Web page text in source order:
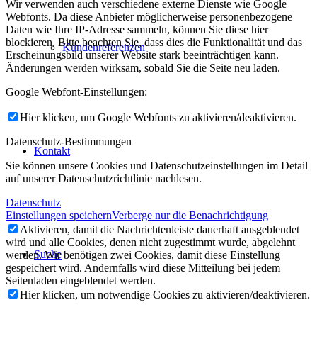
Kundenreferenzen
Kontakt
Suche
Wir verwenden auch verschiedene externe Dienste wie Google
Webfonts. Da diese Anbieter möglicherweise personenbezogene
Daten wie Ihre IP-Adresse sammeln, können Sie diese hier
blockieren. Bitte beachten Sie, dass dies die Funktionalität und das
Erscheinungsbild unserer Website stark beeinträchtigen kann.
Änderungen werden wirksam, sobald Sie die Seite neu laden.
Google Webfont-Einstellungen:
Hier klicken, um Google Webfonts zu aktivieren/deaktivieren.
Datenschutz-Bestimmungen
Sie können unsere Cookies und Datenschutzeinstellungen im Detail
auf unserer Datenschutzrichtlinie nachlesen.
Datenschutz
Einstellungen speichernVerberge nur die Benachrichtigung
Aktivieren, damit die Nachrichtenleiste dauerhaft ausgeblendet
wird und alle Cookies, denen nicht zugestimmt wurde, abgelehnt
werden. Wir benötigen zwei Cookies, damit diese Einstellung
gespeichert wird. Andernfalls wird diese Mitteilung bei jedem
Seitenladen eingeblendet werden.
Hier klicken, um notwendige Cookies zu aktivieren/deaktivieren.